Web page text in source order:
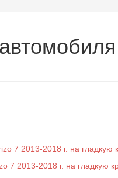
7 2013-2018 г. на гладкую